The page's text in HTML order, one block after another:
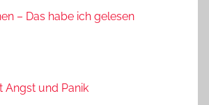
– Das habe ich gelesen
Angst und Panik